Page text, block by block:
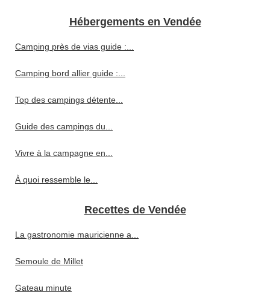
Hébergements en Vendée
Camping près de vias guide :...
Camping bord allier guide :...
Top des campings détente...
Guide des campings du...
Vivre à la campagne en...
À quoi ressemble le...
Recettes de Vendée
La gastronomie mauricienne a...
Semoule de Millet
Gateau minute